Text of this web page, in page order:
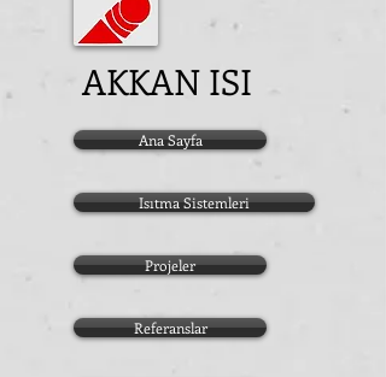
AKKAN ISI
Ana Sayfa
Isıtma Sistemleri
Projeler
Referanslar